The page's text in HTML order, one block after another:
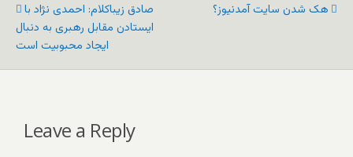
صادق زیباکلام: احمدی نژاد با
ایستادن مقابل رهبری به دنبال
ایجاد محبوبیت است
هک شدن سایت آمدنیوز؟
Leave a Reply